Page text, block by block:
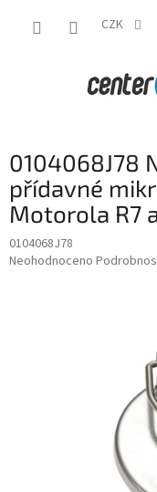
CZK
0104068J78
přídavné
Motorola R7
0104068J78
Průměrné
Neohodnoceno